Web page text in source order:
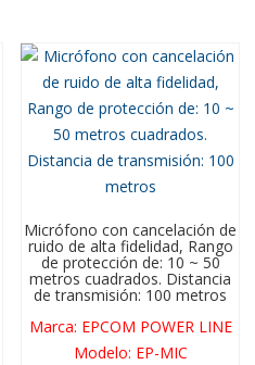
Micrófono con cancelación de
ruido de alta fidelidad, Rango
de protección de: 10 ~ 50
metros cuadrados. Distancia
de transmisión: 100 metros
Marca: EPCOM POWER LINE
Modelo: EP-MIC